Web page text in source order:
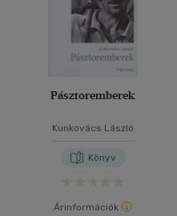
Pásztoremberek
Kunkovács László
Könyv
Árinformációk